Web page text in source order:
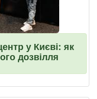
у Києві: як
дозвілля